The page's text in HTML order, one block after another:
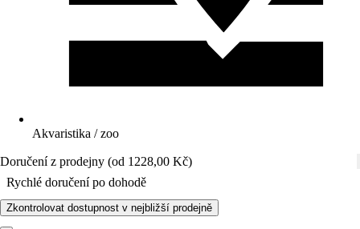
Akvaristika / zoo
Doručení z prodejny (od 1228,00 Kč)
Rychlé doručení po dohodě
Zkontrolovat dostupnost v nejbližší prodejně